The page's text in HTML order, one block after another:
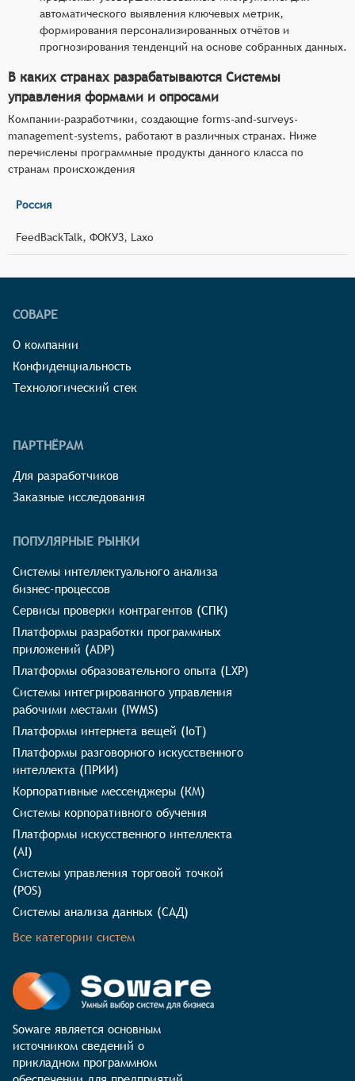
автоматического выявления ключевых метрик,
формирования персонализированных отчётов и
прогнозирования тенденций на основе собранных данных.
В каких странах разрабатываются Системы
управления формами и опросами
Компании-разработчики, создающие forms-and-surveys-
management-systems, работают в различных странах. Ниже
перечислены программные продукты данного класса по
странам происхождения
Россия
FeedBackTalk, ФОКУЗ, Laxo
СОВАРЕ
О компании
Конфиденциальность
Технологический стек
ПАРТНЁРАМ
Для разработчиков
Заказные исследования
ПОПУЛЯРНЫЕ РЫНКИ
Системы интеллектуального анализа
бизнес-процессов
Сервисы проверки контрагентов (СПК)
Платформы разработки программных
приложений (ADP)
Платформы образовательного опыта (LXP)
Системы интегрированного управления
рабочими местами (IWMS)
Платформы интернета вещей (IoT)
Платформы разговорного искусственного
интеллекта (ПРИИ)
Корпоративные мессенджеры (КМ)
Системы корпоративного обучения
Платформы искусственного интеллекта
(AI)
Системы управления торговой точкой
(POS)
Системы анализа данных (САД)
Все категории систем
Soware является основным
источником сведений о
прикладном программном